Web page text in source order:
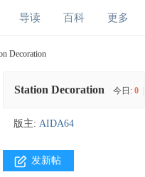
导读 百科 更多
Decoration
Station Decoration 今日: 0
版主: AIDA64
发新帖